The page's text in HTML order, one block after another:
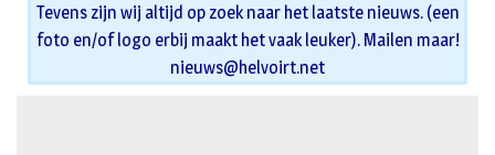
Tevens zijn wij altijd op zoek naar het laatste nieuws. (een
foto en/of logo erbij maakt het vaak leuker). Mailen maar!
nieuws@helvoirt.net